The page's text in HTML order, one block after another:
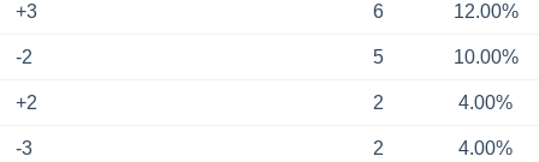
+3 6 12.00%
-2 5 10.00%
+2 2 4.00%
-3 2 4.00%